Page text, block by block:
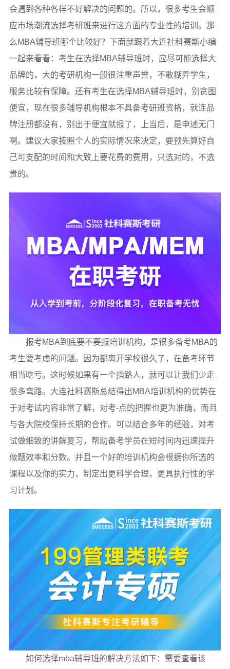
会遇到各种各样不好解决的问题的。所以，很多考生会顺
应市场潮流选择考研班来进行这方面的专业性的培训。那
么MBA辅导班哪个比较好？下面就跟着大连社科赛斯小编
一起来看看：考生在选择MBA辅导班时，应尽可能选择大
品牌的，大的考研机构一般很注重声誉，不敢糊弄学生，
服务比较有保障。还有考生在选择MBA辅导班时，别贪图
便宜，现在很多辅导机构根本不具备考研班资格，就连品
牌注册都没有，别出于便宜就报了，上当后，是申述无门
啊。建议大家按照个人的实际情况来决定，要预先算好自
己可支配的时间和大致上要花费的费用，只选对的，不选
贵的。
报考MBA到底要不要报培训机构，是很多备考MBA的
考生要考虑的问题。因为都离开学校很久了，在备考环节
相当吃亏。这时候如果有一个指路人，就可以让我们少走
很多弯路。大连社科赛斯总结得出MBA培训机构的优势在
于对考试内容非常了解，对考-点的把握也更为准确，而且
与各大院校保持长期的合作。可以结合多年的经验，对考
试做细致的讲解复习，帮助备考学员在短时间内迅速提升
做题效率和分数。并且一个好的培训机构会根据你所选的
课程以及你的实力，制定出更科学合理，更具执行性的学
习计划。
如何选择mba辅导班的解决方法如下：需要查看该